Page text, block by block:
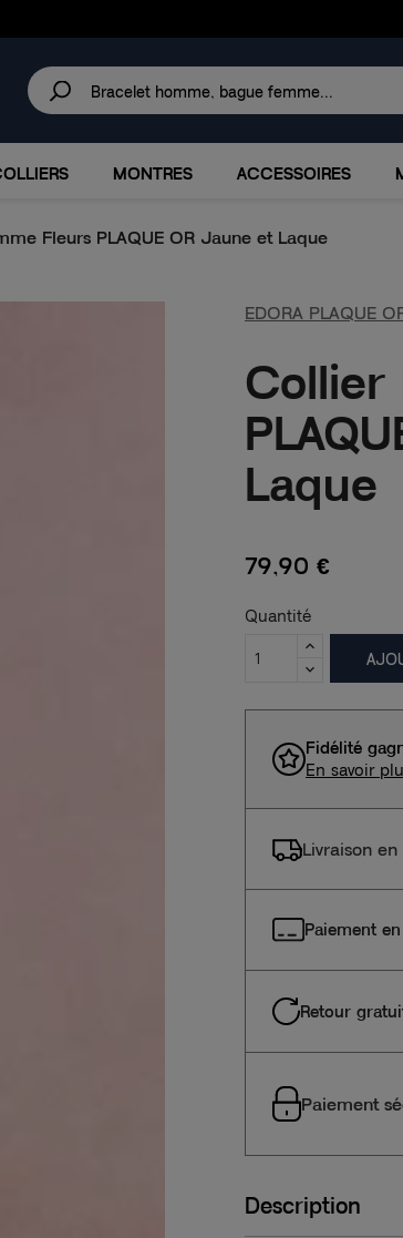
PROMOTIONS
MONTRES ACCESSOIRES
Fleurs PLAQUE OR Jaune et Laque
EDORA PLAQUE
Collier
Laque
79,90 €
Quantité
Fidélité
En savoir
Livraison
Paiement
Retour
Paiement
Description